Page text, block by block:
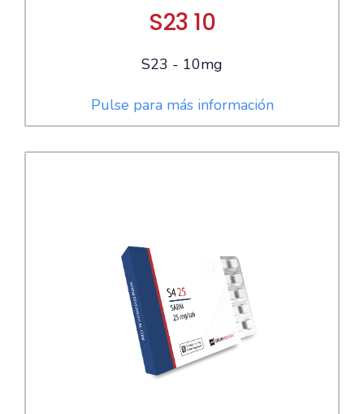
S23 10
S23 - 10mg
Pulse para más información